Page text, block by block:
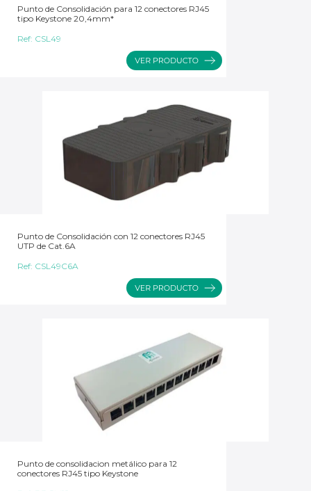
Punto de Consolidación para 12 conectores RJ45
tipo Keystone 20,4mm*
Ref: CSL49
Punto de Consolidación con 12 conectores RJ45
UTP de Cat.6A
Ref: CSL49C6A
Punto de consolidacion metálico para 12
conectores RJ45 tipo Keystone